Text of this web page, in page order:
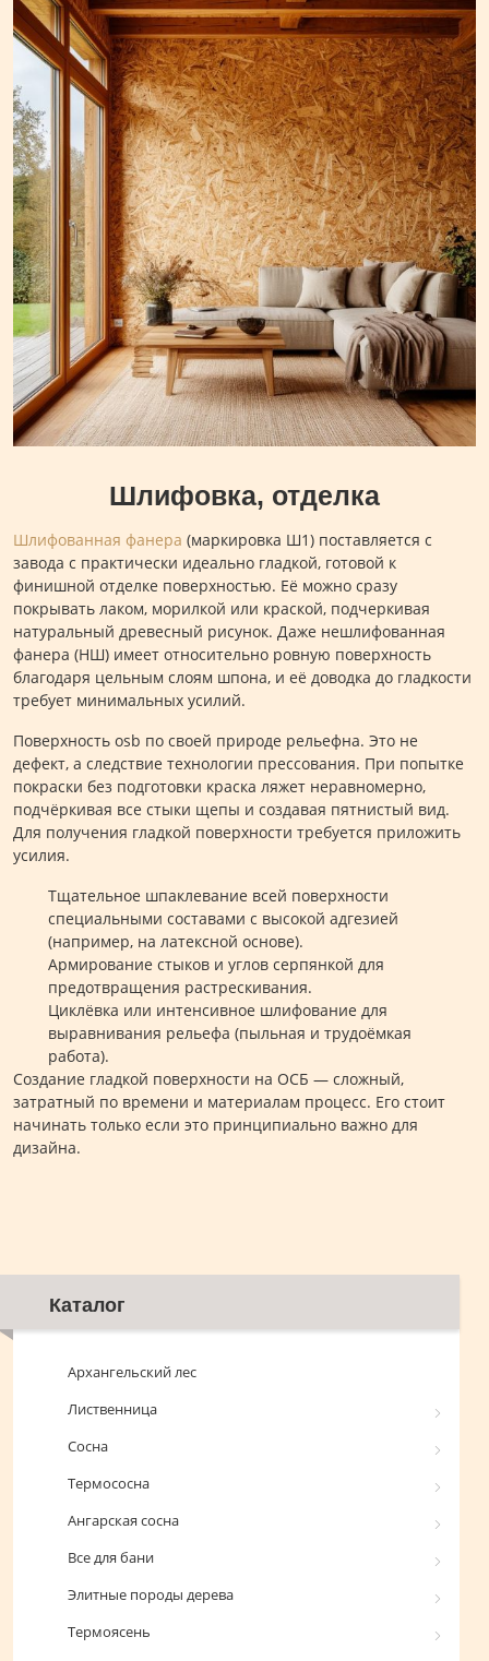
Шлифовка, отделка
Шлифованная фанера (маркировка Ш1) поставляется с
завода с практически идеально гладкой, готовой к
финишной отделке поверхностью. Её можно сразу
покрывать лаком, морилкой или краской, подчеркивая
натуральный древесный рисунок. Даже нешлифованная
фанера (НШ) имеет относительно ровную поверхность
благодаря цельным слоям шпона, и её доводка до гладкости
требует минимальных усилий.
Поверхность osb по своей природе рельефна. Это не
дефект, а следствие технологии прессования. При попытке
покраски без подготовки краска ляжет неравномерно,
подчёркивая все стыки щепы и создавая пятнистый вид.
Для получения гладкой поверхности требуется приложить
усилия.
Тщательное шпаклевание всей поверхности
специальными составами с высокой адгезией
(например, на латексной основе).
Армирование стыков и углов серпянкой для
предотвращения растрескивания.
Циклёвка или интенсивное шлифование для
выравнивания рельефа (пыльная и трудоёмкая
работа).
Создание гладкой поверхности на ОСБ — сложный,
затратный по времени и материалам процесс. Его стоит
начинать только если это принципиально важно для
дизайна.
Каталог
Архангельский лес
Лиственница
Сосна
Термососна
Ангарская сосна
Все для бани
Элитные породы дерева
Термоясень